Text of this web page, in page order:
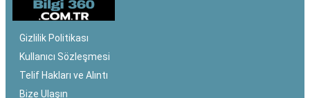
Gizlilik Politikası
Kullanıcı Sözleşmesi
Telif Hakları ve Alıntı
Bize Ulaşın